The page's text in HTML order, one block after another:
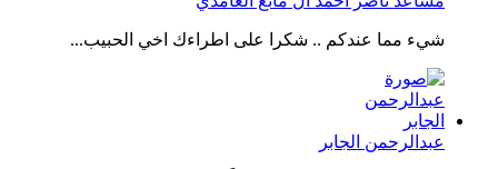
شيء مما عندكم .. شكرا على اطراءك اخي الحبيب...
عبدالرحمن الجابر